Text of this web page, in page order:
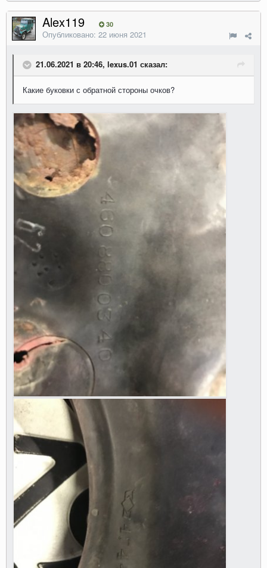
Alex119 30
Опубликовано: 22 июня 2021
21.06.2021 в 20:46, lexus.01 сказал:
Какие буковки с обратной стороны очков?